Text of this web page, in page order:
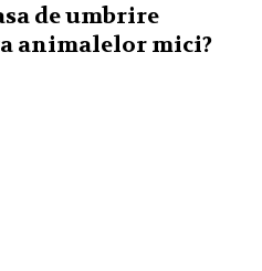
de umbrire
animalelor mici?